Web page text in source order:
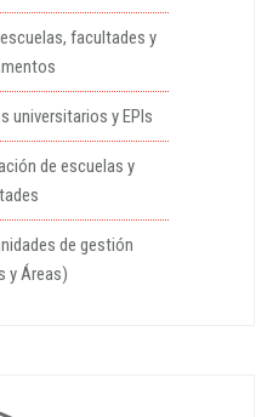
facultades y
universitarios y EPIs
de escuelas y
de gestión
y Áreas)